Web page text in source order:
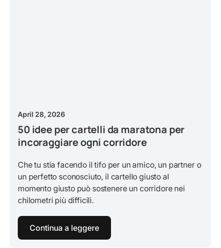
April 28, 2026
50 idee per cartelli da maratona per
incoraggiare ogni corridore
Che tu stia facendo il tifo per un amico, un partner o
un perfetto sconosciuto, il cartello giusto al
momento giusto può sostenere un corridore nei
chilometri più difficili.
Continua a leggere